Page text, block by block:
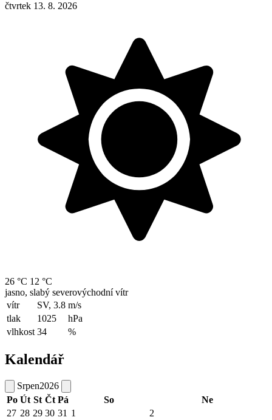
čtvrtek 13. 8. 2026
26 °C 12 °C
jasno, slabý severovýchodní vítr
vítr
SV, 3.8 m/s
tlak
1025
hPa
vlhkost 34 %
Kalendář
Srpen2026
Po Út St Čt Pá So
Ne
27 28 29 30 31 1 2